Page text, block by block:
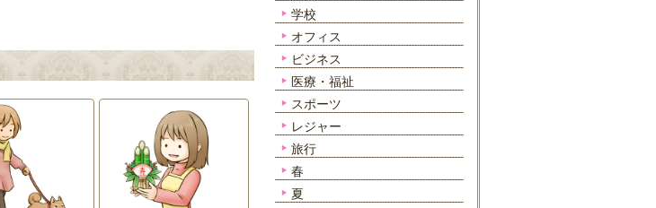
学校
オフィス
ビジネス
医療・福祉
スポーツ
レジャー
旅行
春
夏